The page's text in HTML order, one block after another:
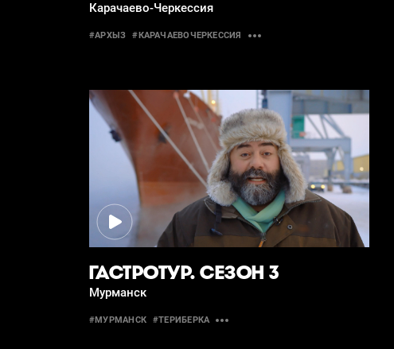
Карачаево-Черкессия
#АРХЫЗ #КАРАЧАЕВОЧЕРКЕССИЯ
ГАСТРОТУР. СЕЗОН 3
Мурманск
#МУРМАНСК #ТЕРИБЕРКА